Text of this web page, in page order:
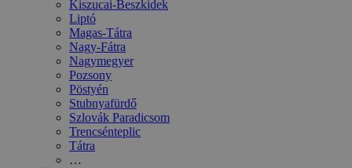
Kiszucai-Beszkidek
Liptó
Magas-Tátra
Nagy-Fátra
Nagymegyer
Pozsony
Pöstyén
Stubnyafürdő
Szlovák Paradicsom
Trencsénteplic
Tátra
…